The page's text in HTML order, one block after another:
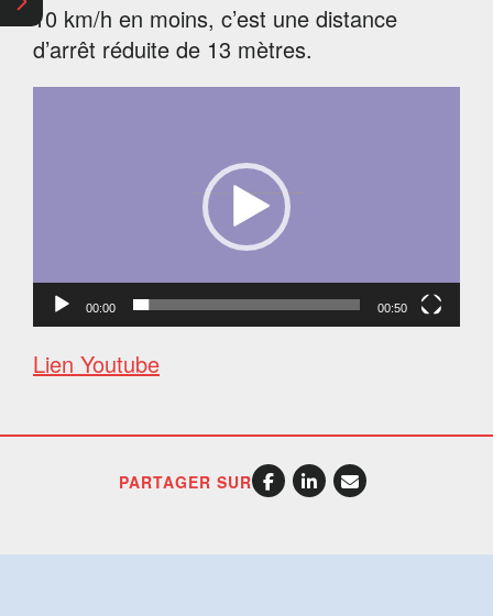
10 km/h en moins, c’est une distance
d’arrêt réduite de 13 mètres.
00:00 00:50
Lien Youtube
PARTAGER SUR